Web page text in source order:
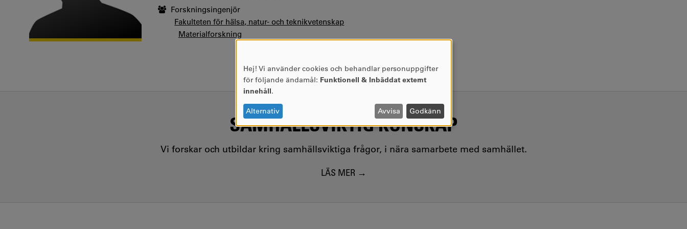
Forskningsingenjör
Fakulteten för hälsa, natur- och teknikvetenskap
Materialforskning
SAMHÄLLSVIKTIG KUNSKAP
Vi forskar och utbildar kring samhällsviktiga frågor, i nära samarbete med samhället.
LÄS MER
ANVÄNDNING
AV
OCH
COOKIES
Hej! Vi använder cookies och behandlar personuppgifter
för följande ändamål: Funktionell & Inbäddat externt
innehåll.
Alternativ Avvisa Godkänn